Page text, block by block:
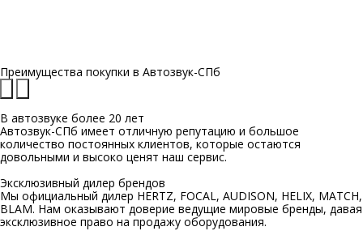
Преимущества покупки в Автозвук-СПб
В автозвуке более 20 лет
Автозвук-СПб имеет отличную репутацию и большое
количество постоянных клиентов, которые остаются
довольными и высоко ценят наш сервис.
Эксклюзивный дилер брендов
Мы официальный дилер HERTZ, FOCAL, AUDISON, HELIX, MATCH,
BLAM. Нам оказывают доверие ведущие мировые бренды, давая
эксклюзивное право на продажу оборудования.